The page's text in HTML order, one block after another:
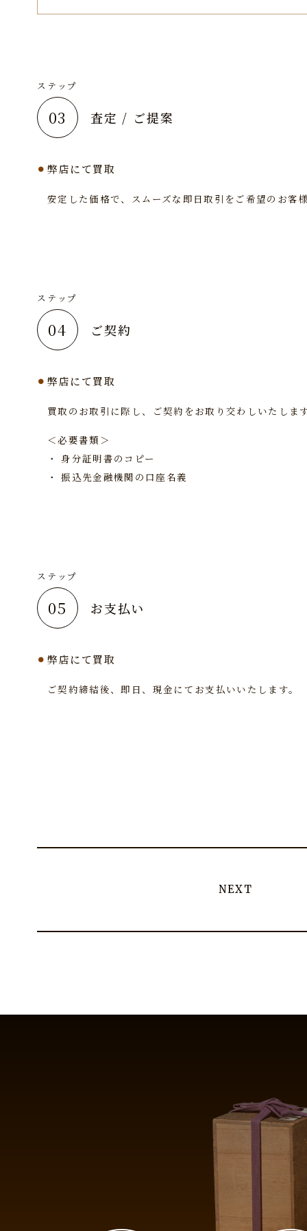
ステップ
03 査定 / ご提案
弊店にて買取
安定した価格で、スムーズな即日取引をご希望のお客
ステップ
04 ご契約
弊店にて買取
買取のお取引に際し、ご契約をお取り交わしいたしま
＜必要書類＞
・
身分証明書のコピー
・
振込先金融機関の口座名義
ステップ
05 お支払い
弊店にて買取
ご契約締結後、即日、現金にてお支払いいたします。
NEXT